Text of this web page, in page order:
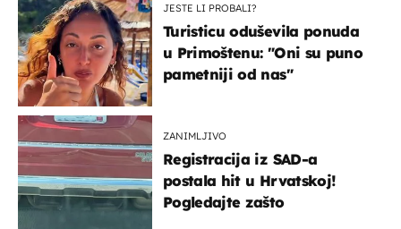
JESTE LI PROBALI?
Turisticu oduševila ponuda
u Primoštenu: "Oni su puno
pametniji od nas"
ZANIMLJIVO
Registracija iz SAD-a
postala hit u Hrvatskoj!
Pogledajte zašto